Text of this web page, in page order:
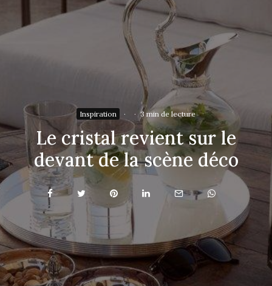
Inspiration · · 3 min de lecture
Le cristal revient sur le
devant de la scène déco